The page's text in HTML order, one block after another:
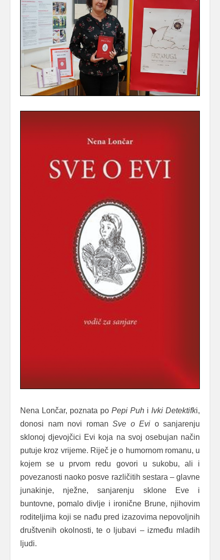
Nena Lončar, poznata po Pepi Puh i Ivki Detektifki,
donosi nam novi roman Sve o Evi o sanjarenju
sklonoj djevojčici Evi koja na svoj osebujan način
putuje kroz vrijeme. Riječ je o humornom romanu, u
kojem se u prvom redu govori u sukobu, ali i
povezanosti naoko posve različitih sestara – glavne
junakinje, nježne, sanjarenju sklone Eve i
buntovne, pomalo divlje i ironične Brune, njihovim
roditeljima koji se nađu pred izazovima nepovoljnih
društvenih okolnosti, te o ljubavi – između mladih
ljudi.